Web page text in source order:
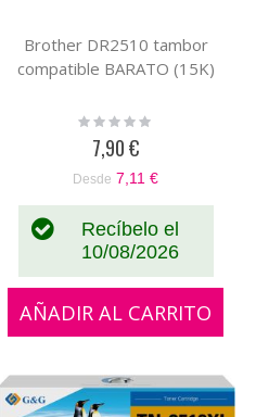
Brother DR2510 tambor
compatible BARATO (15K)
Rating:
7,90 €
Desde 7,11 €
Recíbelo el
10/08/2026
AÑADIR AL CARRITO